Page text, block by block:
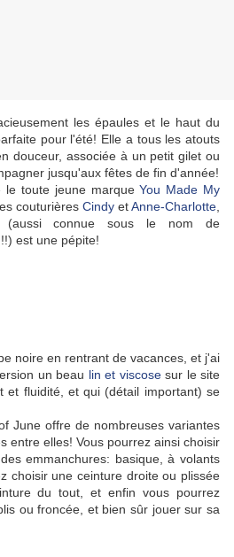
les épaules et le haut du
pour l'été! Elle a tous les atouts
douceur, associée à un petit gilet ou
jusqu'aux fêtes de fin d'année!
le toute jeune marqueYou Made My
couturières CindyetAnne-Charlotte
connue sous le nom de
est une pépite!
noire en rentrant de vacances, et j'ai
un beau lin et viscosesur le site
et fluidité, et qui (détail important) se
June offre de nombreuses variantes
entre elles! Vous pourrez ainsi choisir
emmanchures: basique, à volants
choisir une ceinture droite ou plissée
du tout, et enfin vous pourrez
ou froncée, et bien sûr jouer sur sa